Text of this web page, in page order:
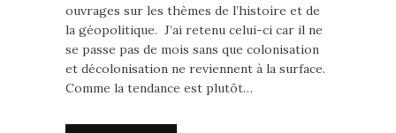
ouvrages sur les thèmes de l’histoire et de
la géopolitique. J’ai retenu celui-ci car il ne
se passe pas de mois sans que colonisation
et décolonisation ne reviennent à la surface.
Comme la tendance est plutôt…